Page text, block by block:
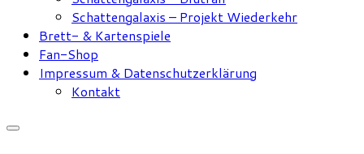
Schattengalaxis – Projekt Wiederkehr
Brett- & Kartenspiele
Fan-Shop
Impressum & Datenschutzerklärung
Kontakt